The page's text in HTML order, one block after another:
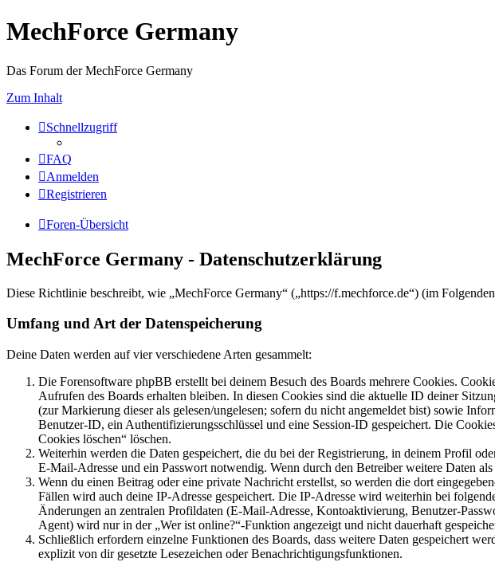
MechForce Germany
Das Forum der MechForce Germany
Zum Inhalt
Schnellzugriff
FAQ
Anmelden
Registrieren
Foren-Übersicht
MechForce Germany - Datenschutzerklärung
Diese Richtlinie beschreibt, wie „MechForce Germany“ („https://f.mechforce.de“) (im
Umfang und Art der Datenspeicherung
Deine Daten werden auf vier verschiedene Arten gesammelt:
Die Forensoftware phpBB erstellt bei deinem Besuch des Boards mehrere Cookies.
Aufrufen des Boards erhalten bleiben. In diesen Cookies sind die aktuelle ID deiner
(zur Markierung dieser als gelesen/ungelesen; sofern du nicht angemeldet bist) sowie
Benutzer-ID, ein Authentifizierungsschlüssel und eine Session-ID gespeichert. Die
Cookies löschen“ löschen.
Weiterhin werden die Daten gespeichert, die du bei der Registrierung, in deinem Profil
E-Mail-Adresse und ein Passwort notwendig. Wenn durch den Betreiber weitere Daten
Wenn du einen Beitrag oder eine private Nachricht erstellst, so werden die dort
Fällen wird auch deine IP-Adresse gespeichert. Die IP-Adresse wird weiterhin bei
Änderungen an zentralen Profildaten (E-Mail-Adresse, Kontoaktivierung, Benutzer-
Agent) wird nur in der „Wer ist online?“-Funktion angezeigt und nicht dauerhaft
Schließlich erfordern einzelne Funktionen des Boards, dass weitere Daten gespeichert
explizit von dir gesetzte Lesezeichen oder Benachrichtigungsfunktionen.